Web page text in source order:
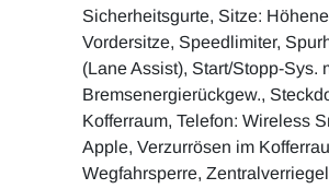
Sicherheitsgurte, Sitze:
Vordersitze, Speedlimiter,
(Lane Assist), Start/Stopp-Sys.
Bremsenergierückgew.,
Kofferraum, Telefon: Wireless
Apple, Verzurrösen im
Wegfahrsperre,